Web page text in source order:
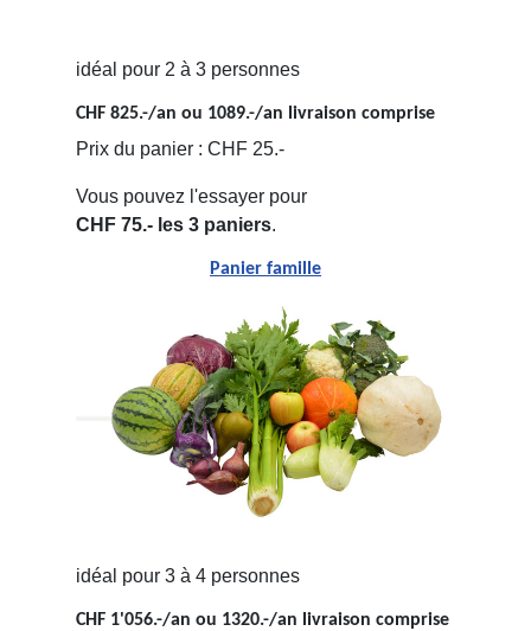
idéal pour 2 à 3 personnes
CHF 825.-/an ou 1089.-/an livraison comprise
Prix du panier : CHF 25.-
Vous pouvez l'essayer pour
CHF 75.- les 3 paniers.
Panier famille
idéal pour 3 à 4 personnes
CHF 1'056.-/an ou 1320.-/an livraison comprise